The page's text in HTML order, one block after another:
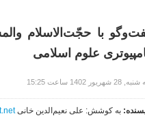
با حجّت‌الاسلام
علوم اسلامی
شهریور 1402 ساعت 15:25
به کوشش: علی نعیم‌الدین خانی